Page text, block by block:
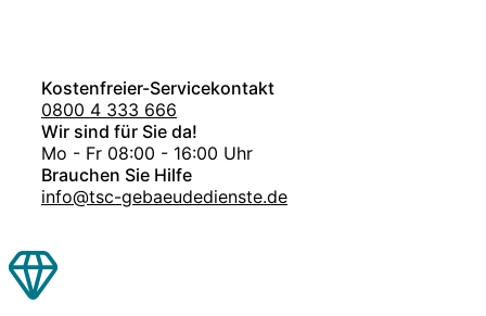
Kostenfreier-Servicekontakt
0800 4 333 666
Wir sind für Sie da!
Mo - Fr 08:00 - 16:00 Uhr
Brauchen Sie Hilfe
info@tsc-gebaeudedienste.de